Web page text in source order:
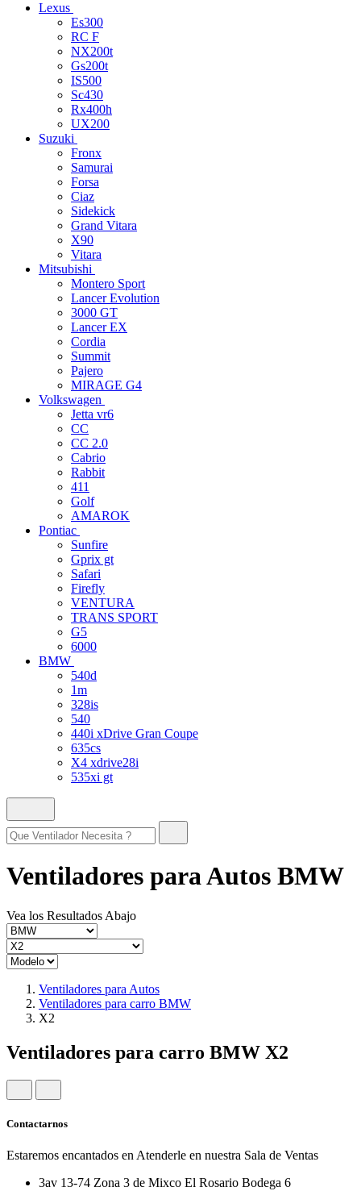
Lexus
Es300
RC F
NX200t
Gs200t
IS500
Sc430
Rx400h
UX200
Suzuki
Fronx
Samurai
Forsa
Ciaz
Sidekick
Grand Vitara
X90
Vitara
Mitsubishi
Montero Sport
Lancer Evolution
3000 GT
Lancer EX
Cordia
Summit
Pajero
MIRAGE G4
Volkswagen
Jetta vr6
CC
CC 2.0
Cabrio
Rabbit
411
Golf
AMAROK
Pontiac
Sunfire
Gprix gt
Safari
Firefly
VENTURA
TRANS SPORT
G5
6000
BMW
540d
1m
328is
540
440i xDrive Gran Coupe
635cs
X4 xdrive28i
535xi gt
Ventiladores para Autos BMW
Vea los Resultados Abajo
Ventiladores para Autos
Ventiladores para carro BMW
X2
Ventiladores para carro BMW X2
Contactarnos
Estaremos encantados en Atenderle en nuestra Sala de Ventas
3av 13-74 Zona 3 de Mixco El Rosario Bodega 6